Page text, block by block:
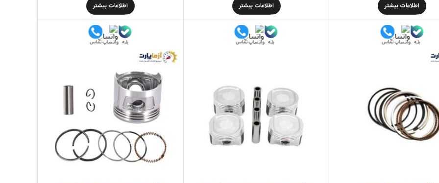
اطلاعات بیشتر اطلاعات بیشتر اطلاعات بیشتر
بله واتساپتماس بله واتساپتماس بله واتساپتماس